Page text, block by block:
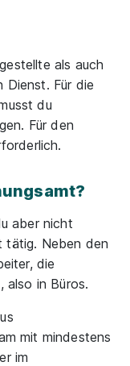
als auch
Dienst. Für die
du
Für den
aber nicht
tätig. Neben den
die
also in Büros.
mit mindestens
im